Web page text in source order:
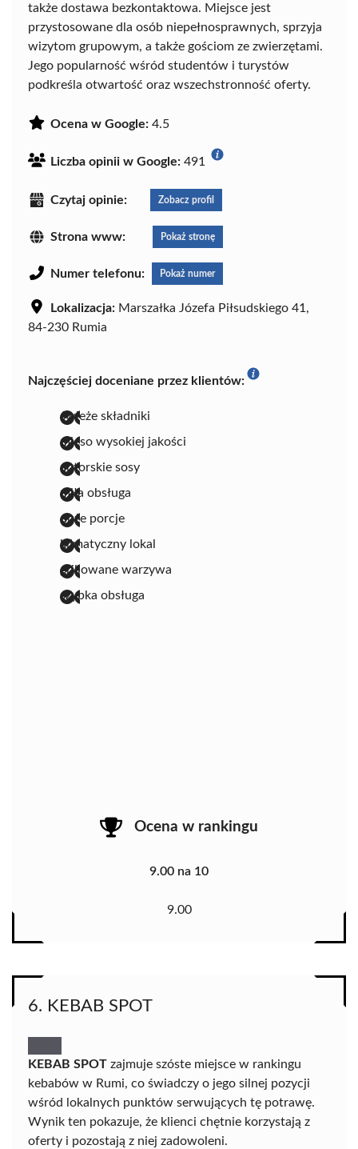
także dostawa bezkontaktowa. Miejsce jest
przystosowane dla osób niepełnosprawnych, sprzyja
wizytom grupowym, a także gościom ze zwierzętami.
Jego popularność wśród studentów i turystów
podkreśla otwartość oraz wszechstronność oferty.
Ocena w Google: 4.5
Liczba opinii w Google: 491
Czytaj opinie: Zobacz profil
Strona www: Pokaż stronę
Numer telefonu: Pokaż numer
Lokalizacja: Marszałka Józefa Piłsudskiego 41,
84-230 Rumia
Najczęściej doceniane przez klientów:
świeże składniki
mięso wysokiej jakości
autorskie sosy
miła obsługa
duże porcje
klimatyczny lokal
grillowane warzywa
szybka obsługa
Ocena w rankingu
9.00 na 10
9.00
6. KEBAB SPOT
KEBAB SPOT zajmuje szóste miejsce w rankingu
kebabów w Rumi, co świadczy o jego silnej pozycji
wśród lokalnych punktów serwujących tę potrawę.
Wynik ten pokazuje, że klienci chętnie korzystają z
oferty i pozostają z niej zadowoleni.